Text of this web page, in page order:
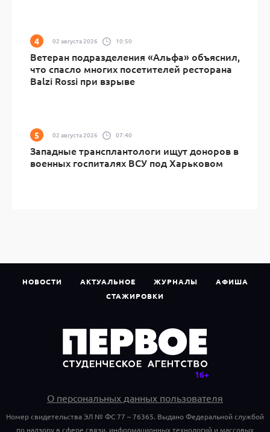
02 августа 2026 10:50
Ветеран подразделения «Альфа» объяснил,
что спасло многих посетителей ресторана
Balzi Rossi при взрыве
02 августа 2026 07:40
Западные трансплантологи ищут доноров в
военных госпиталях ВСУ под Харьковом
НОВОСТИ АКТУАЛЬНОЕ ЖУРНАЛЫ
АФИША
СТАЖИРОВКИ
О персональных данных пользователя
Номер свидетельства ЭЛ № ФС 77 – 76365. Выдано Федеральной службой
по надзору в сфере связи, информационных технологий и массовых